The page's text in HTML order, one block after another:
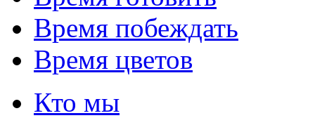
Время побеждать
Время цветов
Кто мы